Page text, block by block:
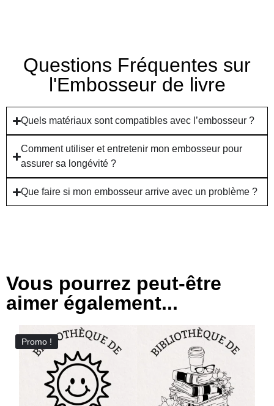
Questions Fréquentes sur
l'Embosseur de livre
Quels matériaux sont compatibles avec l’embosseur ?
Comment utiliser et entretenir mon embosseur pour
assurer sa longévité ?
Que faire si mon embosseur arrive avec un problème ?
Vous pourrez peut-être
aimer également...
Promo !